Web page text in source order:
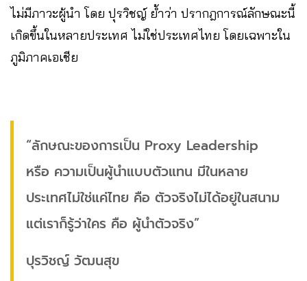
ไม่มีภาวะผู้นำ โดย ปุรวิชญ์ ย้ำว่า ปรากฎการณ์ลักษณะนี้
เกิดขึ้นในหลายประเทศ ไม่ใช่ประเทศไทย โดยเฉพาะใน
ภูมิภาคเอเชีย
“ลักษณะของการเป็น Proxy Leadership
หรือ ความเป็นผู้นำแบบตัวแทน มีในหลาย
ประเทศไม่ใช่แค่ไทย คือ ตัวจริงไม่ได้อยู่ในสนาม
แต่เราก็รู้ว่าใคร คือ ผู้นำตัวจริง”
ปุรวิชญ์ วัฒนสุข